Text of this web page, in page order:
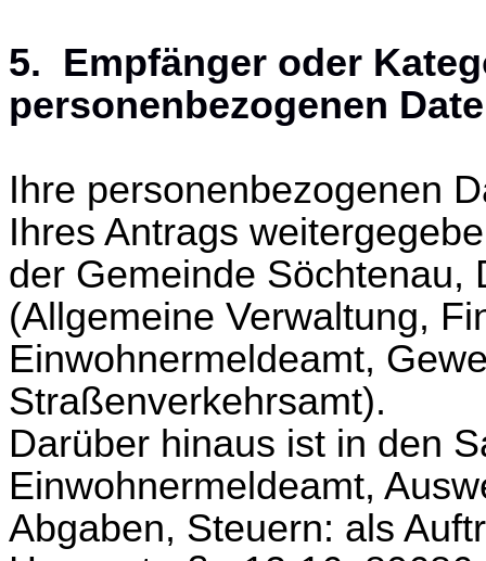
5. Empfänger oder
personenbezogenen
Ihre personenbezogenen
Ihres Antrags
der Gemeinde Söchtenau,
(Allgemeine Verwaltung,
Einwohnermeldeamt,
Straßenverkehrsamt).
Darüber hinaus ist in den
Einwohnermeldeamt,
Abgaben, Steuern: als